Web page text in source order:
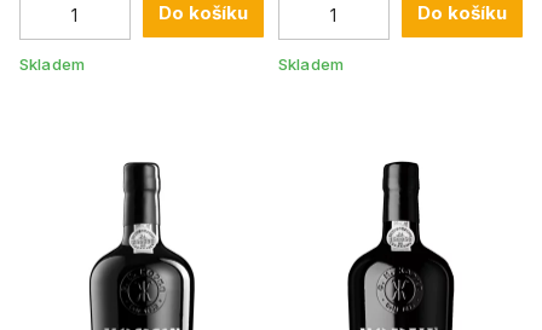
Do košíku
Skladem
Do košíku
Skladem